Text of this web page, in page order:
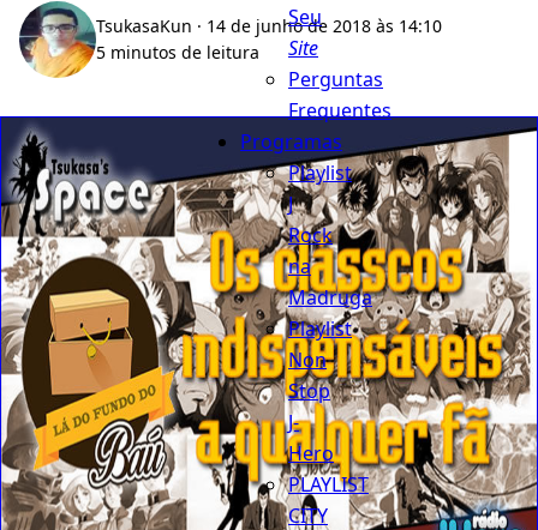
Seu
Site
Perguntas
Frequentes
Programas
Playlist
J
Rock
na
Madruga
Playlist
Non
Stop
J-
Hero
PLAYLIST
CITY
TsukasaKun · 14 de junho de 2018 às 14:10
5 minutos de leitura